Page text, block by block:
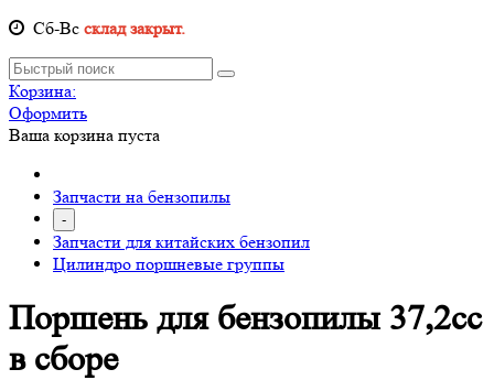
Cб-Вс склад закрыт.
Корзина:
Оформить
Ваша корзина пуста
Запчасти на бензопилы
-
Запчасти для китайских бензопил
Цилиндро поршневые группы
Поршень для бензопилы 37,2сс
в сборе